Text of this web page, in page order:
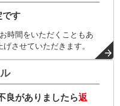
です
時間をいただくこともあ
させていただきます。
良がありましたら返